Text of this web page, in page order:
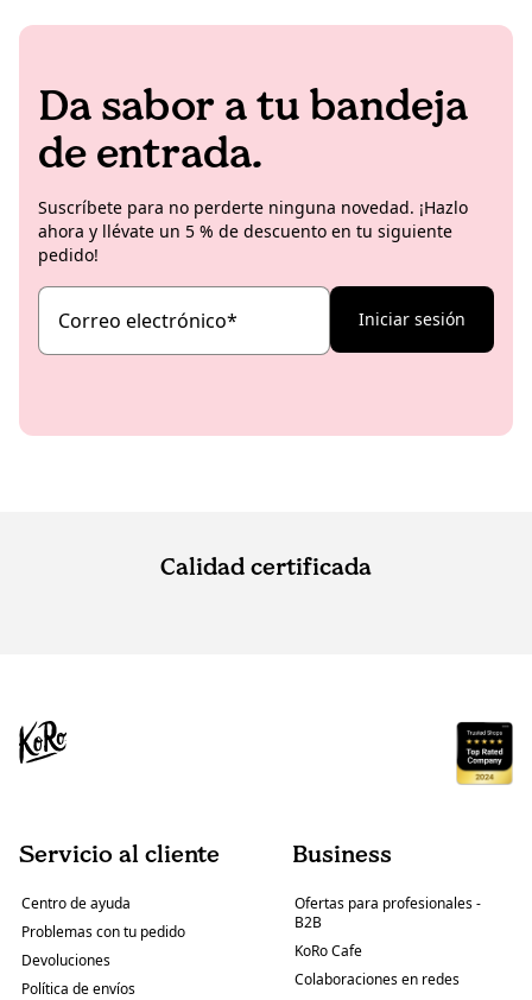
Da sabor a tu bandeja
de entrada.
Suscríbete para no perderte ninguna novedad. ¡Hazlo
ahora y llévate un 5 % de descuento en tu siguiente
pedido!
Correo electrónico* Iniciar sesión
Calidad certificada
Servicio al cliente
Centro de ayuda
Problemas con tu pedido
Devoluciones
Política de envíos
Business
Ofertas para profesionales -
B2B
KoRo Cafe
Colaboraciones en redes